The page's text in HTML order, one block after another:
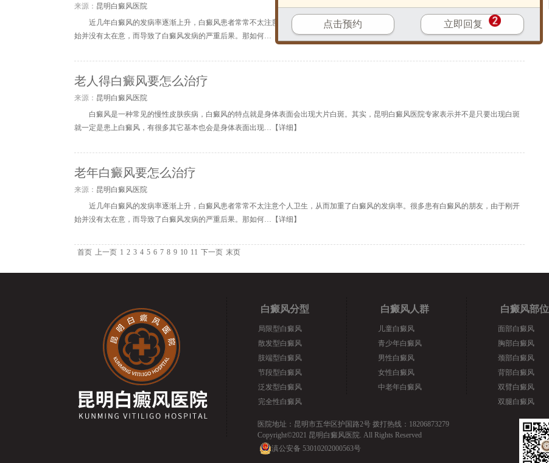
来源： 昆明白癜风医院
近几年白癜风的发病率逐渐上升，白癜风患者常常不太注意个人卫生，从而加重了白癜风的发病率。很多患有白癜风的朋友，由于刚开
始并没有太在意，而导致了白癜风发病的严重后果。那如何…【
】
老人得白癜风要怎么治疗
来源： 昆明白癜风医院
白癜风是一种常见的慢性皮肤疾病，白癜风的特点就是身体表面会出现大片白斑。其实，昆明白癜风医院专家表示并不是只要出现白斑
就一定是患上白癜风，有很多其它基本也会是身体表面出现…【详细 】
老年白癜风要怎么治疗
来源： 昆明白癜风医院
近几年白癜风的发病率逐渐上升，白癜风患者常常不太注意个人卫生，从而加重了白癜风的发病率。很多患有白癜风的朋友，由于刚开
始并没有太在意，而导致了白癜风发病的严重后果。那如何…【详细 】
首页 上一页 1 2 3 4 5 6 7 8 9 10 11 下一页 末页
白癜风分型
局限型白癜风
散发型白癜风
肢端型白癜风
节段型白癜风
泛发型白癜风
完全性白癜风
白癜风人群
儿童白癜风
青少年白癜风
男性白癜风
女性白癜风
中老年白癜风
白癜风部位
面部白癜风
胸部白癜风
颈部白癜风
背部白癜风
双臂白癜风
双腿白癜风
医院地址：昆明市五华区护国路2号 拨打热线：18206873279
Copyright©2021 昆明白癜风医院. All Rights Reserved
滇公安备 53010202000563号
点击预约 立即回复